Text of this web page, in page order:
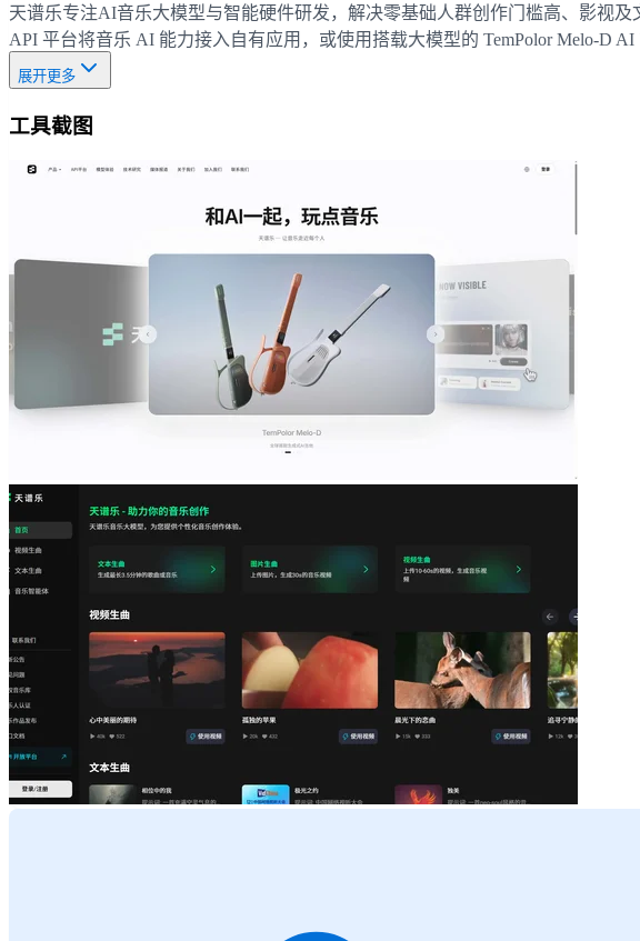
天谱乐专注AI音乐大模型与智能硬件研发，解决零基础人群创作门槛高、影视
API 平台将音乐 AI 能力接入自有应用，或使用搭载大模型的 TemPolor Melo-D AI
展开更多
工具截图